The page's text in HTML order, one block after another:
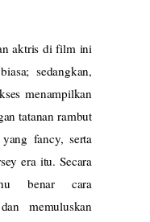
aktris di film ini
sedangkan,
menampilkan
tatanan rambut
fancy, serta
era itu. Secara
benar cara
memuluskan